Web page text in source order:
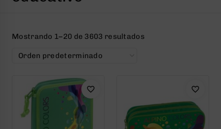
Mostrando 1–20 de 3603 resultados